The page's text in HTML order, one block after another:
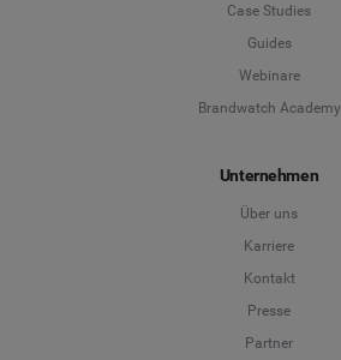
Case Studies
Guides
Webinare
Brandwatch Academy
Unternehmen
Über uns
Karriere
Kontakt
Presse
Partner